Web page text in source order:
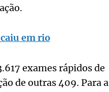
em rio
exames rápidos de
de outras 409. Para a